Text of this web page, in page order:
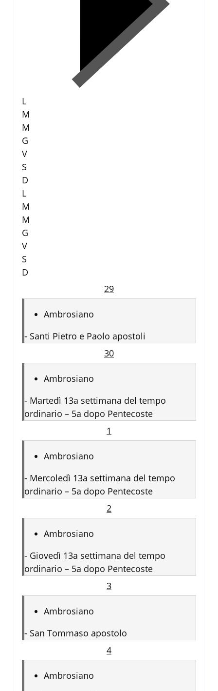
L
M
M
G
V
S
D
L
M
M
G
V
S
D
29
Ambrosiano
- Santi Pietro e Paolo apostoli
30
Ambrosiano
- Martedì 13a settimana del tempo
ordinario – 5a dopo Pentecoste
1
Ambrosiano
- Mercoledì 13a settimana del tempo
ordinario – 5a dopo Pentecoste
2
Ambrosiano
- Giovedì 13a settimana del tempo
ordinario – 5a dopo Pentecoste
3
Ambrosiano
- San Tommaso apostolo
4
Ambrosiano